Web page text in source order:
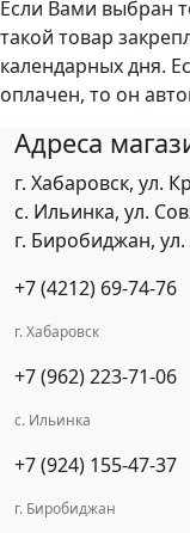
Если Вами выбран
такой товар
календарных дня.
оплачен, то он
Адреса
г. Хабаровск, ул.
с. Ильинка, ул.
г. Биробиджан,
+7 (4212) 69-74-76
г. Хабаровск
+7 (962) 223-71-06
с. Ильинка
+7 (924) 155-47-37
г. Биробиджан